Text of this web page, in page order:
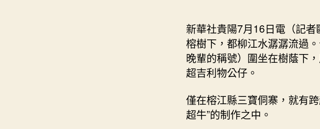
新華社貴陽7月16日電（記者
榕樹下，都柳江水潺潺流過
晚輩的稱號）圍坐在樹蔭下
超吉利物公仔。
僅在榕江縣三寶侗寨，就有
超牛”的制作之中。